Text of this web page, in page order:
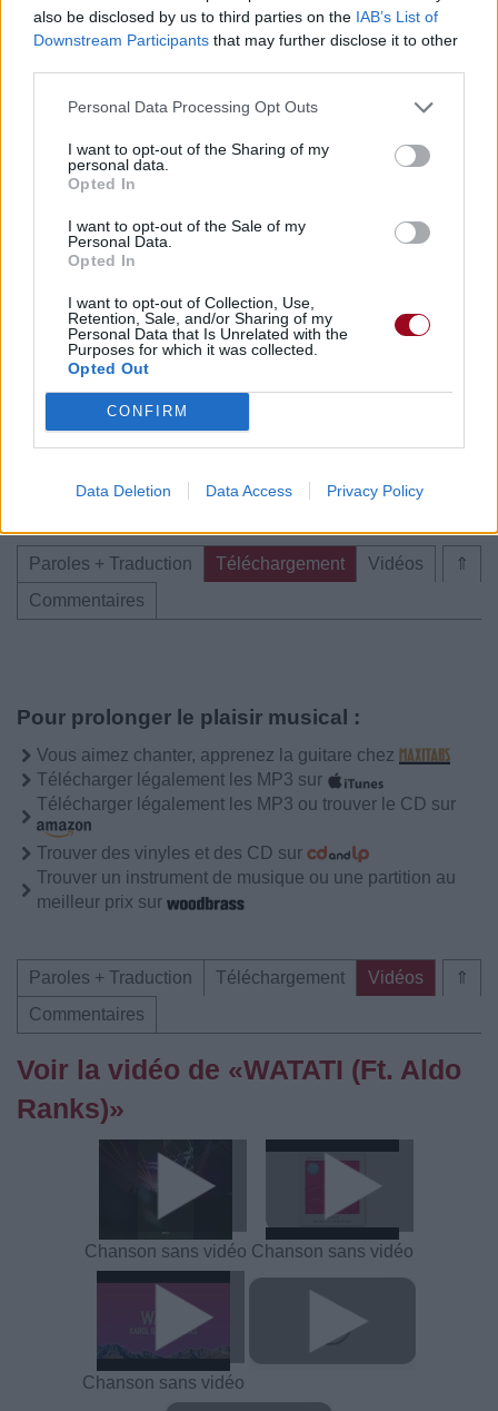
also be disclosed by us to third parties on the IAB’s List of
Downstream Participants that may further disclose it to other
Personal Data Processing Opt Outs
I want to opt-out of the Sharing of my
personal data.
Opted In
I want to opt-out of the Sale of my
Personal Data.
Opted In
I want to opt-out of Collection, Use,
Retention, Sale, and/or Sharing of my
Personal Data that Is Unrelated with the
Purposes for which it was collected.
Opted Out
CONFIRM
Data Deletion Data Access Privacy Policy
Publié parKCheu 55178 3 4 6 le 22 août 2023 à
Chanteurs :
Albums : Barbie The Album (Best
⇑
Paroles + Traduction Téléchargement
Vidéos
Commentaires
Pour prolonger le plaisir musical :
Vous aimez chanter, apprenez la guitare chez
Télécharger légalement les MP3 sur
Télécharger légalement les MP3 ou trouver le CD sur
Trouver des vinyles et des CD sur
Trouver un instrument de musique ou une partition au
meilleur prix sur
⇑
Paroles + Traduction Téléchargement
Vidéos
Commentaires
Voir la vidéo de «WATATI (Ft. Aldo
Ranks)»
Chanson sans vidéo Chanson sans vidéo
Chanson sans vidéo